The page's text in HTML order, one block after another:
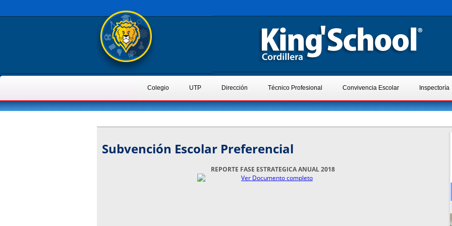
Colegio UTP Dirección Técnico Profesional Convivencia Escolar Inspectoría
Subvención Escolar Preferencial
REPORTE FASE ESTRATEGICA ANUAL 2018